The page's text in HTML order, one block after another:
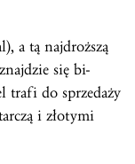
a tą najdroższą
się bi-
trafi do sprzedaży
i złotymi